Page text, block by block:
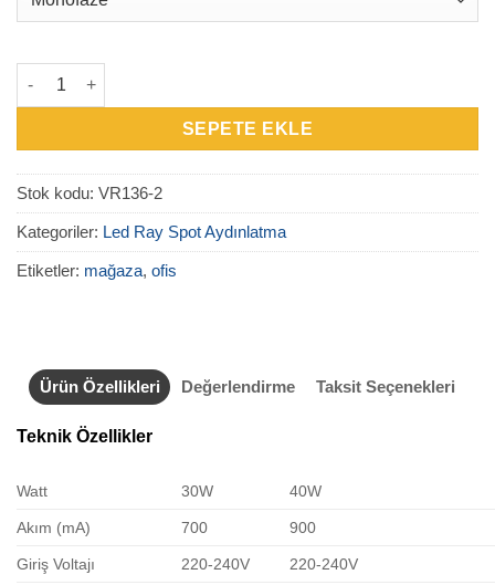
VR136-2 - LED Ray Spot Aydınlatma 30W-40W adet
SEPETE EKLE
Stok kodu: VR136-2
Kategoriler: Led Ray Spot Aydınlatma
Etiketler: mağaza, ofis
Ürün Özellikleri Değerlendirme Taksit Seçenekleri
Teknik Özellikler
Watt 30W 40W
Akım (mA) 700 900
Giriş Voltajı 220-240V 220-240V